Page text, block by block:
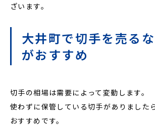
ざいます。
大井町で切手を売る
がおすすめ
切手の相場は需要によって変動します。
使わずに保管している切手がありました
おすすめです。